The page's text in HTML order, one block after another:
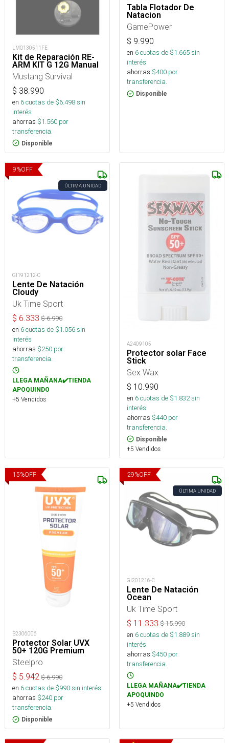
LMO130511FE
Kit de Reparación RE-
ARM KIT G 12G Manual
Mustang Survival
$ 38.990
en 6cuotas de $6.498sin
interés
ahorras $1.560 por
transferencia.
Disponible
Tabla Flotador De
Natacion
GamePower
$ 9.990
en 6cuotas de $1.665sin
interés
ahorras $400 por
transferencia.
Disponible
9%OFF
ÚLTIMA UNIDAD
GI191212-C
Lente De Natación
Cloudy
Uk Time Sport
$ 6.333 $6.990
en 6cuotas de $1.056sin
interés
ahorras $250 por
transferencia.
LLEGA MAÑANA✔️TIENDA
APOQUINDO
+5 Vendidos
A2409105
Protector solar Face
Stick
Sex Wax
$ 10.990
en 6cuotas de $1.832sin
interés
ahorras $440 por
transferencia.
Disponible
+5 Vendidos
15%OFF
B2306006
Protector Solar UVX
50+ 120G Premium
Steelpro
$ 5.942 $6.990
en 6cuotas de $990sin interés
ahorras $240 por
transferencia.
Disponible
29%OFF
ÚLTIMA UNIDAD
GI201216-C
Lente De Natación
Ocean
Uk Time Sport
$ 11.333 $15.990
en 6cuotas de $1.889sin
interés
ahorras $450 por
transferencia.
LLEGA MAÑANA✔️TIENDA
APOQUINDO
+5 Vendidos